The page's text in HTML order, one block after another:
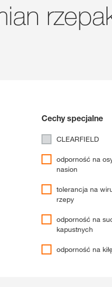
Cechy specjalne
CLEARFIELD
odporność na
nasion
tolerancja na
rzepy
odporność na
kapustnych
odporność na